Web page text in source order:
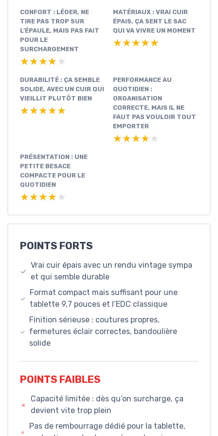
CONFORT : LÉGER, NE
TIRE PAS TROP SUR
L’ÉPAULE, MAIS PAS FAIT
POUR LE
SURCHARGEMENT
★★★★★
★★★★★
MATÉRIAUX : VRAI CUIR
ÉPAIS, ÇA SENT LE SAC
QUI VA VIVRE UN MOMENT
★★★★★
★★★★★
DURABILITÉ : ÇA SEMBLE
SOLIDE, AVEC UN CUIR QUI
VIEILLIT PLUTÔT BIEN
★★★★★
★★★★★
PERFORMANCE AU
QUOTIDIEN :
ORGANISATION
CORRECTE, MAIS IL NE
FAUT PAS VOULOIR TOUT
EMPORTER
★★★★★
★★★★★
PRÉSENTATION : UNE
PETITE BESACE
COMPACTE POUR LE
QUOTIDIEN
★★★★★
★★★★★
POINTS FORTS
Vrai cuir épais avec un rendu vintage sympa
et qui semble durable
Format compact mais suffisant pour une
tablette 9,7 pouces et l’EDC classique
Finition sérieuse : coutures propres,
fermetures éclair correctes, bandoulière
solide
POINTS FAIBLES
Capacité limitée : dès qu’on surcharge, ça
devient vite trop plein
Pas de rembourrage dédié pour la tablette,